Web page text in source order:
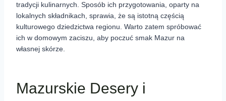
tradycji kulinarnych. Sposób ich przygotowania, oparty na
lokalnych składnikach, sprawia, że są istotną częścią
kulturowego dziedzictwa regionu. Warto zatem spróbować
ich w domowym zaciszu, aby poczuć smak Mazur na
własnej skórze.
Mazurskie Desery i